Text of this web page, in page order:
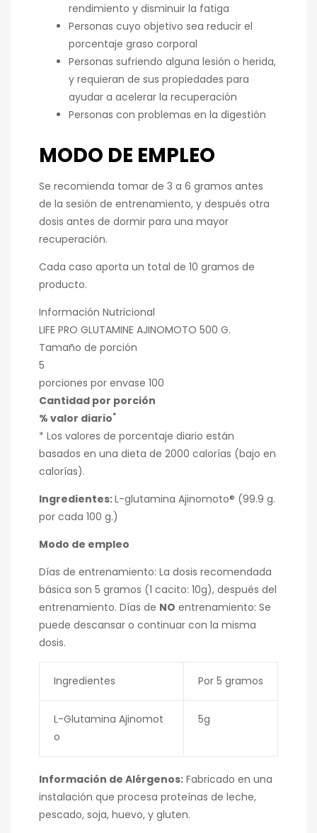
rendimiento y disminuir la fatiga
Personas cuyo objetivo sea reducir el
porcentaje graso corporal
Personas sufriendo alguna lesión o herida,
y requieran de sus propiedades para
ayudar a acelerar la recuperación
Personas con problemas en la digestión
MODO DE EMPLEO
Se recomienda tomar de 3 a 6 gramos antes
de la sesión de entrenamiento, y después otra
dosis antes de dormir para una mayor
recuperación.
Cada caso aporta un total de 10 gramos de
producto.
Información Nutricional
LIFE PRO GLUTAMINE AJINOMOTO 500 G.
Tamaño de porción
5
porciones por envase 100
Cantidad por porción
% valor diario*
* Los valores de porcentaje diario están
basados en una dieta de 2000 calorías (bajo en
calorías).
Ingredientes:L-glutamina Ajinomoto® (99.9 g.
por cada 100 g.)
Modo de empleo
Días de entrenamiento: La dosis recomendada
básica son 5 gramos (1 cacito: 10g), después del
entrenamiento. Días de NO entrenamiento: Se
puede descansar o continuar con la misma
dosis.
Ingredientes Por 5 gramos
L-Glutamina Ajinomot
o
5g
Información de Alérgenos: Fabricado en una
instalación que procesa proteínas de leche,
pescado, soja, huevo, y gluten.